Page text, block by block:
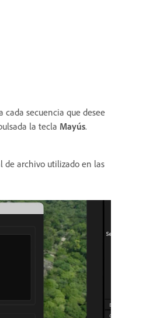
secuencia que desee
la tecla Mayús.
de archivo utilizado en las